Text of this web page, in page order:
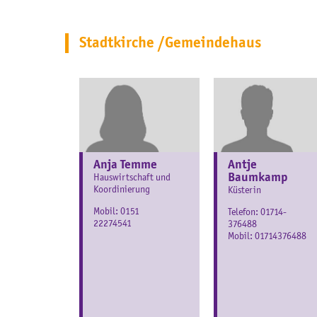
Stadtkirche /Gemeindehaus
Anja Temme
Hauswirtschaft und
Koordinierung
Mobil: 0151
22274541
Antje
Baumkamp
Küsterin
Telefon: 01714-
376488
Mobil: 01714376488